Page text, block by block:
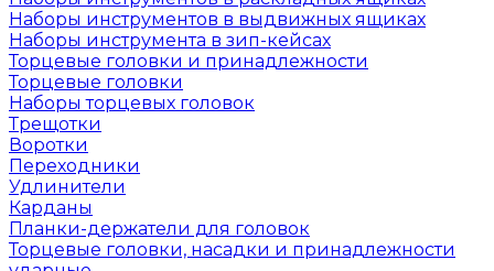
Наборы инструментов в выдвижных ящиках
Наборы инструмента в зип-кейсах
Торцевые головки и принадлежности
Торцевые головки
Наборы торцевых головок
Трещотки
Воротки
Переходники
Удлинители
Карданы
Планки-держатели для головок
Торцевые головки, насадки и принадлежности